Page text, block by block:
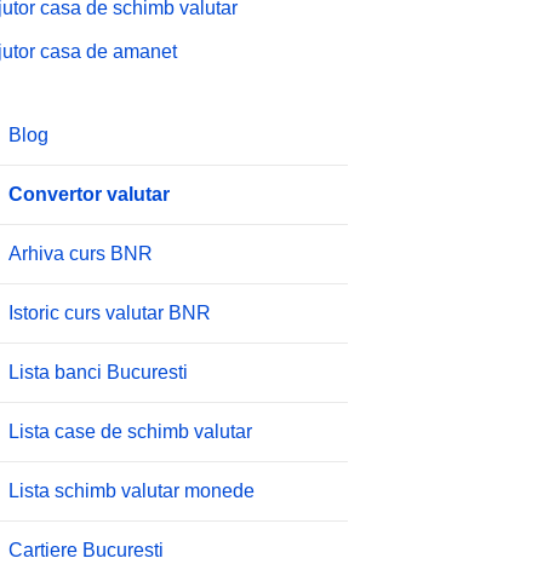
casa de schimb valutar
casa de amanet
Blog
Convertor valutar
Arhiva curs BNR
Istoric curs valutar BNR
Lista banci Bucuresti
Lista case de schimb valutar
Lista schimb valutar monede
Cartiere Bucuresti